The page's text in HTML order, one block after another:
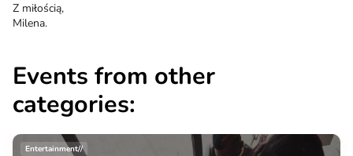
Z miłością,
Milena.
Events from other
categories:
Entertainment//